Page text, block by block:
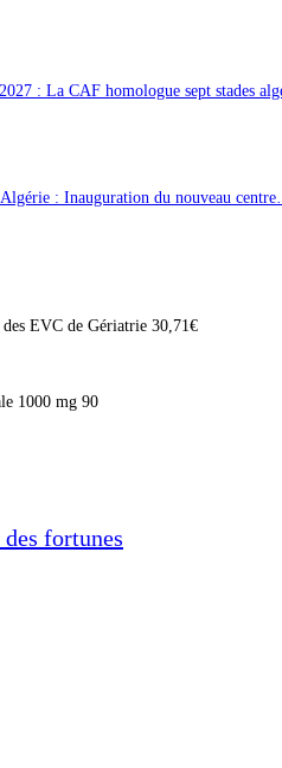
: La CAF homologue sept stades
: Inauguration du nouveau
EVC de Gériatrie 30,71€
1000 mg 90
fortunes